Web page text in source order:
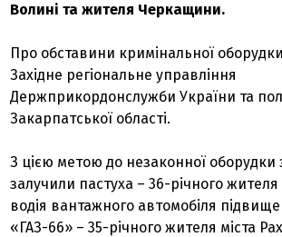
Волині та жителя Черкащини.
Про обставини кримінальної
Західне регіональне управління
Держприкордонслужби України та
Закарпатської області.
З цією метою до незаконної
залучили пастуха – 36-річного
водія вантажного автомобіля
«ГАЗ-66» – 35-річного жителя міста